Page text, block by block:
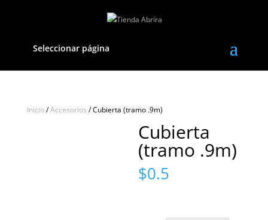
Seleccionar página
Inicio/Accesorios / Cubierta (tramo .9m)
Cubierta
(tramo .9m)
$0.5